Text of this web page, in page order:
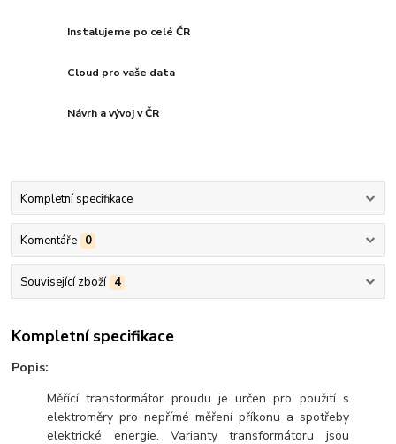
Instalujeme po celé ČR
Cloud pro vaše data
Návrh a vývoj v ČR
Kompletní specifikace
Komentáře 0
Související zboží 4
Kompletní specifikace
Popis:
Měřící transformátor proudu je určen pro použití s
elektroměry pro nepřímé měření příkonu a spotřeby
elektrické energie. Varianty transformátoru jsou